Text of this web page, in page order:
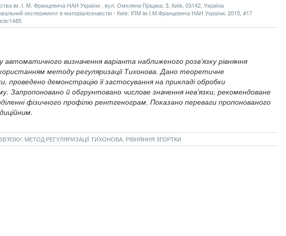
ім. І. М. Францевича НАН України , вул. Омеляна Пріцака, 3, Київ, 03142, Україна
експеримент в матеріалознавстві - Київ: ІПМ ім.І.М.Францевича НАН України, 2015, #17
1485
визначення варіанта наближеного розв’язку рівняння
методу регуляризації Тихонова. Дано теоретичне
проведено демонстрацію її застосування на прикладі обробки
Запропоновано й обгрунтовано числове значення нев’язки, рекомендоване
фізичного профілю рентгенограм. Показано переваги пропонованого
МЕТОД РЕГУЛЯРИЗАЦІЇ ТИХОНОВА, РІВНЯННЯ ЗГОРТКИ